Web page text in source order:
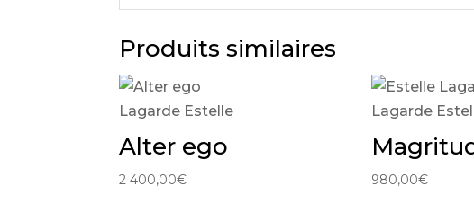
Produits similaires
Lagarde Estelle
Alter ego
2 400,00€
Lagarde
980,00€